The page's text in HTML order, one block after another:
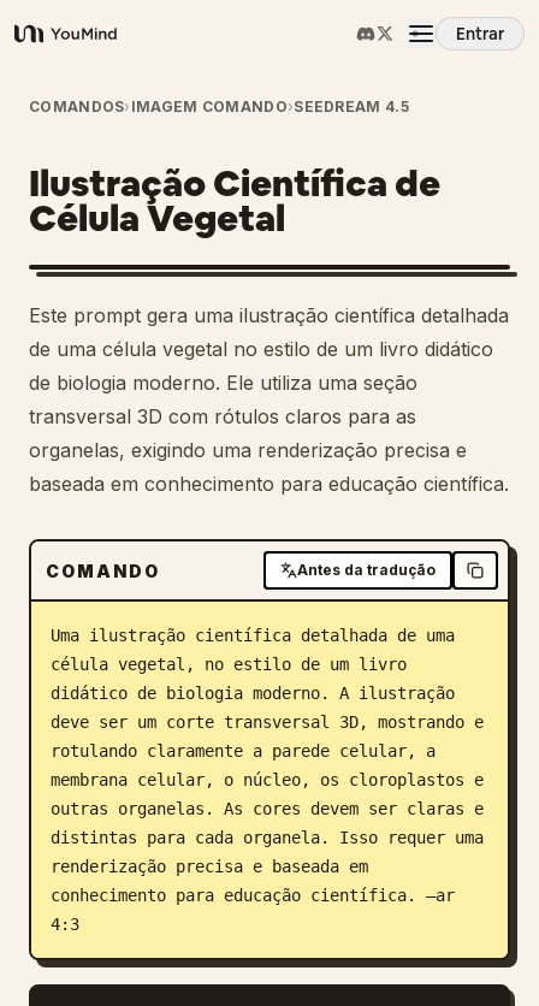
YouMind
Entrar
Visão Geral
Casos de Uso
Habilidades
Prompts
Preços
Baixar
Blog
Atualizações
COMANDOS› IMAGEM COMANDO›SEEDREAM 4.5
Ilustração Científica de
Célula Vegetal
Este prompt gera uma ilustração científica detalhada
de uma célula vegetal no estilo de um livro didático
de biologia moderno. Ele utiliza uma seção
transversal 3D com rótulos claros para as
organelas, exigindo uma renderização precisa e
baseada em conhecimento para educação científica.
COMANDO Antes da tradução
Uma ilustração científica detalhada de uma
célula vegetal, no estilo de um livro
didático de biologia moderno. A ilustração
deve ser um corte transversal 3D, mostrando e
rotulando claramente a parede celular, a
membrana celular, o núcleo, os cloroplastos e
outras organelas. As cores devem ser claras e
distintas para cada organela. Isso requer uma
renderização precisa e baseada em
conhecimento para educação científica. –ar
4:3